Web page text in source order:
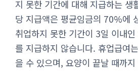
지 못한 기간에 대해 지급하는 생
당 지급액은 평균임금의 70%에
취업하지 못한 기간이 3일 이내
를 지급하지 않습니다. 휴업급여
을 수 있으며, 요양이 끝날 때까